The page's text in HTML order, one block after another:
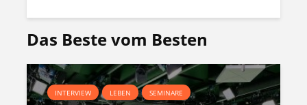
Das Beste vom Besten
INTERVIEW LEBEN SEMINARE